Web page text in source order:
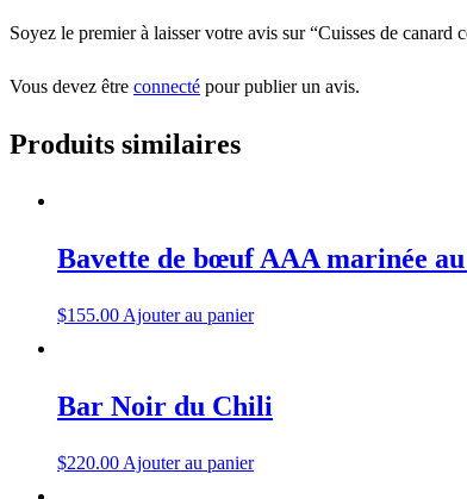
Soyez le premier à laisser votre avis sur “Cuisses de canard
Vous devez être connecté pour publier un avis.
Produits similaires
Bavette de bœuf AAA marinée
$155.00 Ajouter au panier
Bar Noir du Chili
$220.00 Ajouter au panier